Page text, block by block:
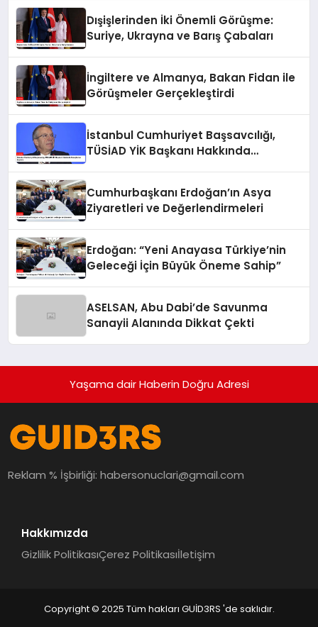
Dışişlerinden İki Önemli Görüşme:
Suriye, Ukrayna ve Barış Çabaları
İngiltere ve Almanya, Bakan Fidan ile
Görüşmeler Gerçekleştirdi
İstanbul Cumhuriyet Başsavcılığı,
TÜSİAD YİK Başkanı Hakkında
Cumhurbaşkanı Erdoğan’ın Asya
Ziyaretleri ve Değerlendirmeleri
Erdoğan: “Yeni Anayasa Türkiye’nin
Geleceği İçin Büyük Öneme Sahip”
ASELSAN, Abu Dabi’de Savunma
Sanayii Alanında Dikkat Çekti
Yaşama dair Haberin Doğru Adresi
Reklam % İşbirliği:habersonuclari@gmail.com
Hakkımızda
Gizlilik PolitikasıÇerez Politikasıİletişim
Copyright © 2025 Tüm hakları GUİD3RS 'de saklıdır.